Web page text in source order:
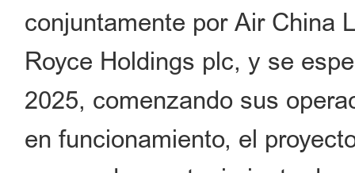
conjuntamente por Air China
Royce Holdings plc, y se
2025, comenzando sus
en funcionamiento, el